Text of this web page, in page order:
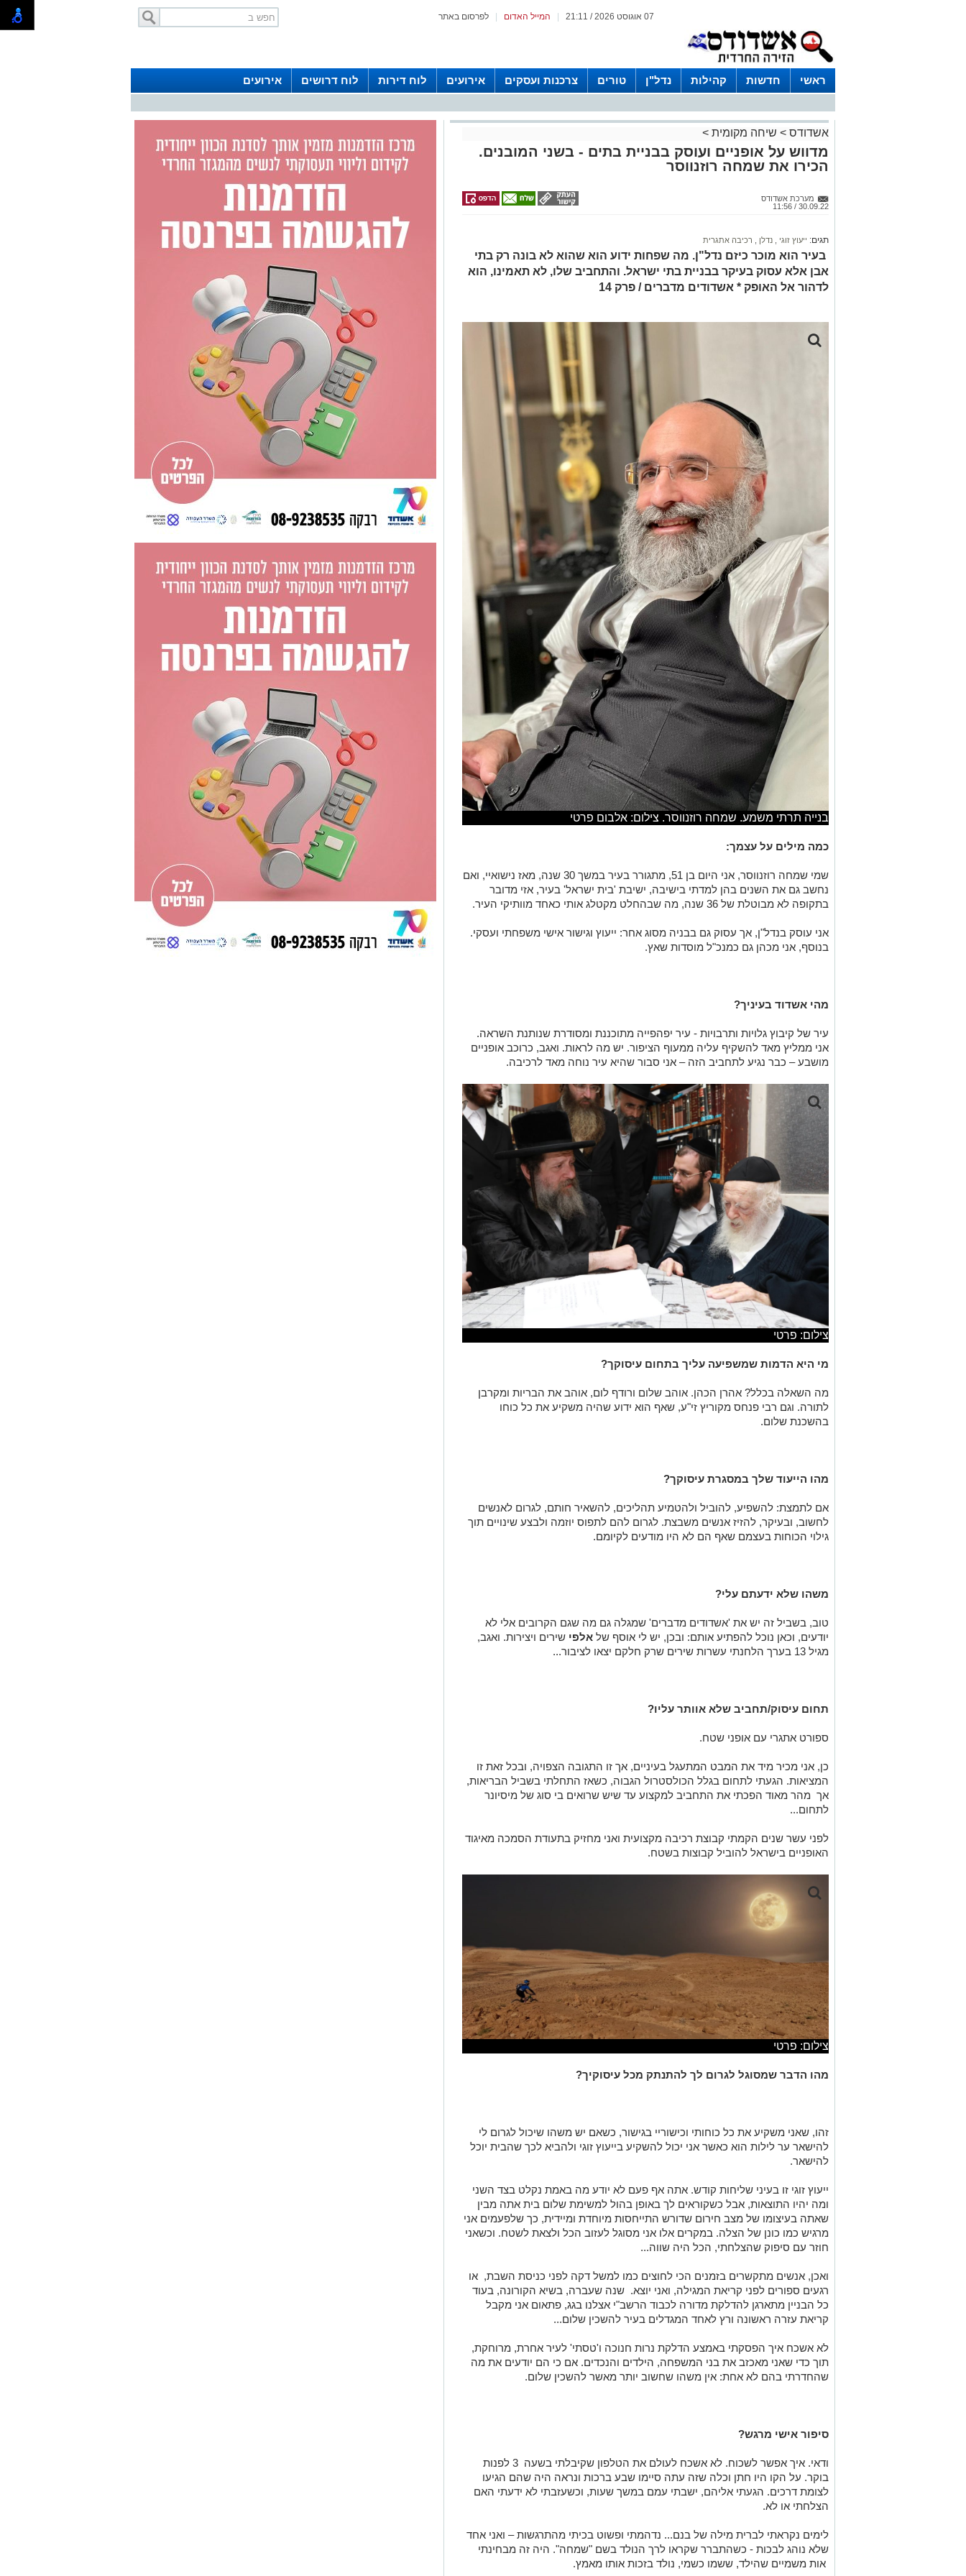
לפרסום באתר המייל האדום 07 אוגוסט 2026 / 21:11
ראשי חדשות קהילות נדל"ן טורים צרכנות ועסקים אירועים לוח דירות לוח דרושים אירועים
אשדודס > שיחה מקומית >
מדווש על אופניים ועוסק בבניית בתים - בשני המובנים.
הכירו את שמחה רוזנווסר
מערכת אשדודס
30.09.22 / 11:56
תגים: ייעוץ זוגי נדלן רכיבה אתגרית
בעיר הוא מוכר כיזם נדל"ן. מה שפחות ידוע הוא שהוא לא בונה רק בתי
אבן אלא עסוק בעיקר בבניית בתי ישראל. והתחביב שלו, לא תאמינו, הוא
לדהור אל האופק * אשדודים מדברים / פרק 14
בנייה תרתי משמע. שמחה רוזנווסר. צילום: אלבום פרטי
כמה מילים על עצמך:
שמי שמחה רוזנווסר, אני היום בן 51, מתגורר בעיר במשך 30 שנה, מאז נישואיי, ואם
נחשב גם את השנים בהן למדתי בישיבה, ישיבת 'בית ישראל' בעיר, אזי מדובר
בתקופה לא מבוטלת של 36 שנה, מה שבהחלט מקטלג אותי כאחד מוותיקי העיר.
אני עוסק בנדל"ן, אך עסוק גם בבניה מסוג אחר: ייעוץ וגישור אישי משפחתי ועסקי.
בנוסף, אני מכהן גם כמנכ"ל מוסדות שאץ.
מהי אשדוד בעיניך?
עיר של קיבוץ גלויות ותרבויות - עיר יפהפייה מתוכננת ומסודרת שנותנת השראה.
אני ממליץ מאד להשקיף עליה ממעוף הציפור. יש מה לראות. ואגב, כרוכב אופניים
מושבע – כבר נגיע לתחביב הזה – אני סבור שהיא עיר נוחה מאד לרכיבה.
צילום: פרטי
מי היא הדמות שמשפיעה עליך בתחום עיסוקך?
מה השאלה בכלל? אהרן הכהן. אוהב שלום ורודף לום, אוהב את הבריות ומקרבן
לתורה. וגם רבי פנחס מקוריץ זי"ע, שאף הוא ידוע שהיה משקיע את כל כוחו
בהשכנת שלום.
מהו הייעוד שלך במסגרת עיסוקך?
אם לתמצת: להשפיע, להוביל ולהטמיע תהליכים, להשאיר חותם, לגרום לאנשים
לחשוב, ובעיקר, להזיז אנשים משבצת. לגרום להם לתפוס יוזמה ולבצע שינויים תוך
גילוי הכוחות בעצמם שאף הם לא היו מודעים לקיומם.
משהו שלא ידעתם עלי?
טוב, בשביל זה יש את 'אשדודים מדברים' שמגלה גם מה שגם הקרובים אלי לא
יודעים, וכאן נוכל להפתיע אותם: ובכן, יש לי אוסף של אלפי שירים ויצירות. ואגב,
מגיל 13 בערך הלחנתי עשרות שירים שרק חלקם יצאו לציבור...
תחום עיסוק/תחביב שלא אוותר עליו?
ספורט אתגרי עם אופני שטח.
כן, אני מכיר מיד את המבט המתעגל בעיניים, אך זו התגובה הצפויה, ובכל זאת זו
המציאות. הגעתי לתחום בגלל הכולסטרול הגבוה, כשאז התחלתי בשביל הבריאות,
אך מהר מאוד הפכתי את התחביב למקצוע עד שיש שרואים בי סוג של מיסיונר
לתחום...
לפני עשר שנים הקמתי קבוצת רכיבה מקצועית ואני מחזיק בתעודת הסמכה מאיגוד
האופניים בישראל להוביל קבוצות בשטח.
צילום: פרטי
מהו הדבר שמסוגל לגרום לך להתנתק מכל עיסוקיך?
זהו, שאני משקיע את כל כוחותי וכישוריי בגישור, כשאם יש משהו שיכול לגרום לי
להישאר ער לילות הוא כאשר אני יכול להשקיע בייעוץ זוגי ולהביא לכך שהבית יוכל
להישאר.
ייעוץ זוגי זו בעיני שליחות קודש. אתה אף פעם לא יודע מה באמת נקלט בצד השני
ומה יהיו התוצאות, אבל כשקוראים לך באופן בהול למשימת שלום בית אתה מבין
שאתה בעיצומו של מצב חירום שדורש התייחסות מיוחדת ומיידית, כך שלפעמים אני
מרגיש כמו כונן של הצלה. במקרים אלו אני מסוגל לעזוב הכל ולצאת לשטח. וכשאני
חוזר עם סיפוק שהצלחתי, הכל היה שווה...
ואכן, אנשים מתקשרים בזמנים הכי לחוצים כמו למשל דקה לפני כניסת השבת, או
רגעים ספורים לפני קריאת המגילה, ואני יוצא. שנה שעברה, בשיא הקורונה, בעוד
כל הבניין מתארגן להדלקת מדורה לכבוד הרשב"י אצלנו בגג, פתאום אני מקבל
קריאת עזרה ראשונה ורץ לאחד המגדלים בעיר להשכין שלום...
לא אשכח איך הפסקתי באמצע הדלקת נרות חנוכה ו'טסתי' לעיר אחרת, מרוחקת,
תוך כדי שאני מאכזב את בני המשפחה, הילדים והנכדים. אם כי הם יודעים את מה
שהחדרתי בהם לא אחת: אין משהו שחשוב יותר מאשר להשכין שלום.
סיפור אישי מרגש?
ודאי. איך אפשר לשכוח. לא אשכח לעולם את הטלפון שקיבלתי בשעה 3 לפנות
בוקר. על הקו היו חתן וכלה שזה עתה סיימו שבע ברכות ונראה היה שהם הגיעו
לצומת דרכים. הגעתי אליהם, ישבתי עמם במשך שעות, וכשעזבתי לא ידעתי האם
הצלחתי או לא.
לימים נקראתי לברית מילה של בנם... נדהמתי ופשוט בכיתי מהתרגשות – ואני אחד
שלא נוהג לבכות - כשהתברר שקראו לרך הנולד בשם "שמחה". היה זה מבחינתי
אות משמיים שהילד, ששמו כשמי, נולד בזכות אותו מאמץ.